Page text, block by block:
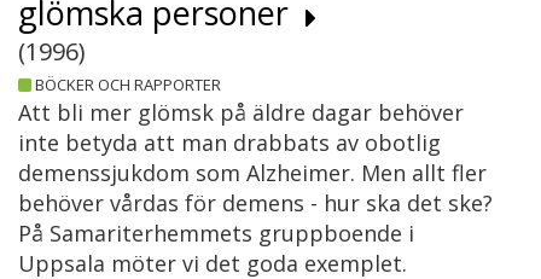
glömska personer
(1996)
BÖCKER OCH RAPPORTER
Att bli mer glömsk på äldre dagar behöver
inte betyda att man drabbats av obotlig
demenssjukdom som Alzheimer. Men allt fler
behöver vårdas för demens - hur ska det ske?
På Samariterhemmets gruppboende i
Uppsala möter vi det goda exemplet.